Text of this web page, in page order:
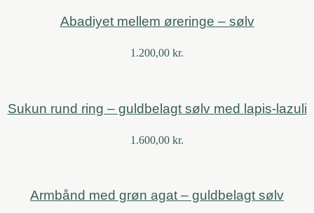
Abadiyet mellem øreringe – sølv
1.200,00 kr.
Sukun rund ring – guldbelagt sølv med lapis-lazuli
1.600,00 kr.
Armbånd med grøn agat – guldbelagt sølv